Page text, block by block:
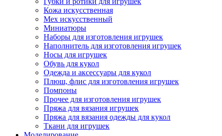
Кожа искусственная
Мех искусственный
Миниатюры
Наборы для изготовления игрушек
Наполнитель для изготовления игрушек
Носы для игрушек
Обувь для кукол
Одежда и аксессуары для кукол
Плюш, флис для изготовления игрушек
Помпоны
Прочее для изготовления игрушек
Пряжа для вязания игрушек
Пряжа для вязания одежды для кукол
Ткани для игрушек